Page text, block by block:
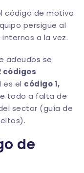
código de motivo
persigue al
a la vez.
adeudos se
códigos
es el código 1,
todo a falta de
sector (guía de
).
de